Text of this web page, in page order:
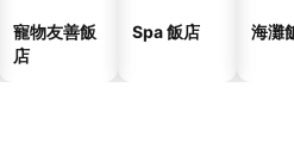
寵物友善飯
店
Spa 飯店 海灘